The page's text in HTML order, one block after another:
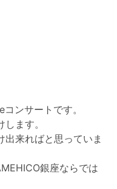
ンサートです。
ます。
来ればと思っていま
銀座ならでは